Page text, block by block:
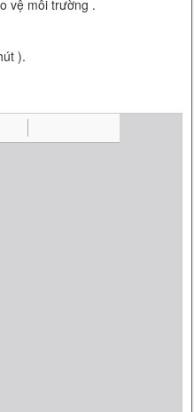
vệ môi trường .
).